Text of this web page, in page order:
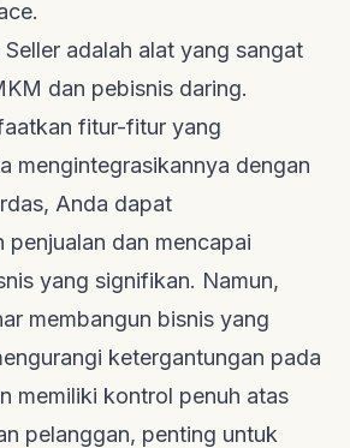
.
adalah alat yang sangat
dan pebisnis daring.
fitur-fitur yang
mengintegrasikannya dengan
Anda dapat
penjualan dan mencapai
yang signifikan. Namun,
membangun bisnis yang
ketergantungan pada
memiliki kontrol penuh atas
pelanggan, penting untuk